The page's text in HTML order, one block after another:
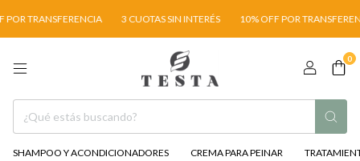
TRANSFERENCIA 3 CUOTAS SIN INTERÉS 10% OFF POR
0
SHAMPOO Y ACONDICIONADORES CREMA PARA PEINAR